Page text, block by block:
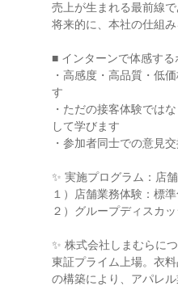
売上が生まれる最前線
将来的に、本社の仕組
■ インターンで体感する
・高感度・高品質・低
す
・ただの接客体験では
して学びます
・参加者同士での意見
✨ 実施プログラム：店
１）店舗業務体験：標
２）グループディスカ
✨ 株式会社しまむらに
東証プライム上場。衣
の構築により、アパレ